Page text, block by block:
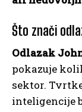
Što znači
Odlazak
pokazuje
sektor.
inteligencije